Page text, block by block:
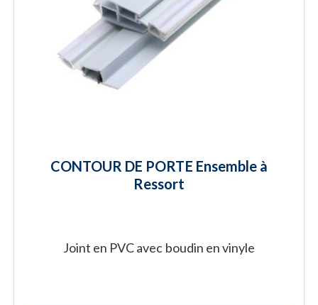
CONTOUR DE PORTE Ensemble à
Ressort
Joint en PVC avec boudin en vinyle